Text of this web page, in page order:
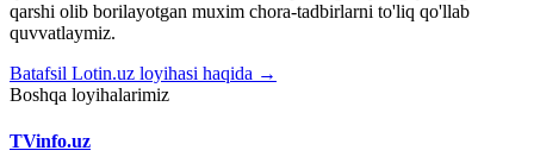
qarshi olib borilayotgan muxim chora-tadbirlarni to'liq qo'llab
quvvatlaymiz.
Batafsil Lotin.uz loyihasi haqida →
Boshqa loyihalarimiz
TVinfo.uz